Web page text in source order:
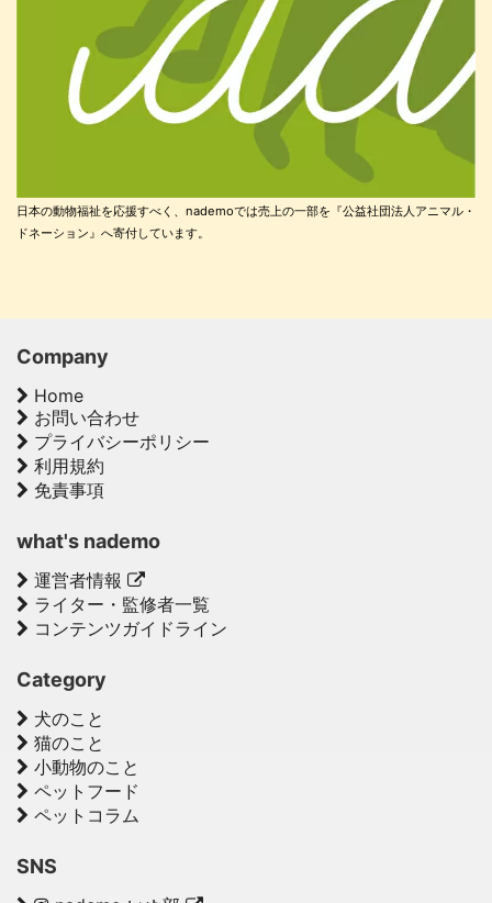
日本の動物福祉を応援すべく、nademoでは売上の一部を『公益社団法人アニマル・
ドネーション』へ寄付しています。
Company
Home
お問い合わせ
プライバシーポリシー
利用規約
免責事項
what's nademo
運営者情報
ライター・監修者一覧
コンテンツガイドライン
Category
犬のこと
猫のこと
小動物のこと
ペットフード
ペットコラム
SNS